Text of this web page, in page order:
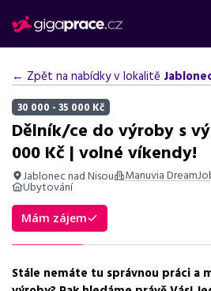
← Zpět na nabídky v lokalitě
30 000 - 35 000 Kč
Dělník/ce do výroby s
000 Kč | volné víkendy!
Jablonec nad Nisou Manuvia
Ubytování
Shrnutí nabídky
Nabídka práce v Jablonci nad Nisou
provozu.
Mám zájem
Stále nemáte tu správnou práci a